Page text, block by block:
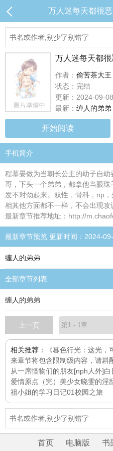
万人迷每天都很
万人迷每天都
作者： 偷苦茶大王
状态：完结
更新：2024-09-
最新： 缠人的弟弟
开始阅读
手机简介
程慕晏做为当朝长公主的幼子自
哥，下头一个弟弟，都拿他当眼
发不对劲起来。双性，骨科，np
相其他方面都不一样，不会出现
最新章节推荐地址：http://
最新章节预览 更新时间：2024-
缠人的弟弟
全部章节列表
缠人的弟弟
上一页
相关推荐：
《暮色行光：这光
来章节将包含限制级内容，请斟
从一席怪物们的朋友[nph人外]白
爱情原点（完） 美少女晓雯的淫
祖小姐的学习日记01校园之旅
首页 电脑版 书